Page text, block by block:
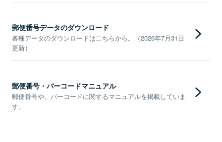
郵便番号データのダウンロード
各種データのダウンロードはこちらから。（2026年7月31日
更新）
郵便番号・バーコードマニュアル
郵便番号や、バーコードに関するマニュアルを掲載していま
す。